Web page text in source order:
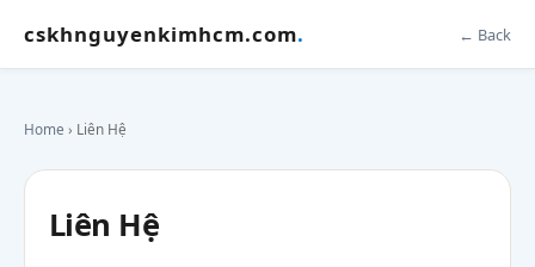
cskhnguyenkimhcm.com. ← Back
Home › Liên Hệ
Liên Hệ